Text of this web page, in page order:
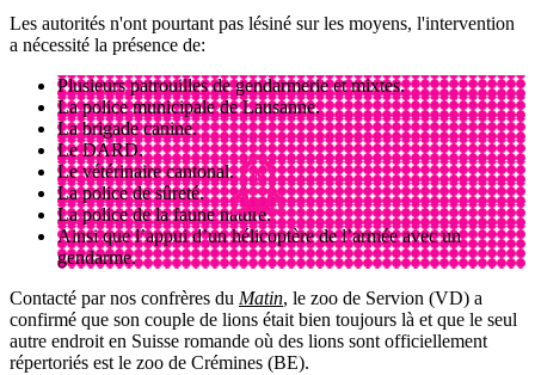
Les autorités n'ont pourtant pas lésiné sur les moyens, l'intervention
a nécessité la présence de:
Plusieurs patrouilles de gendarmerie et mixtes.
La police municipale de Lausanne.
La brigade canine.
Le DARD.
Le vétérinaire cantonal.
La police de sûreté.
La police de la faune nature.
Ainsi que l’appui d’un hélicoptère de l’armée avec un
gendarme.
Contacté par nos confrères du Matin, le zoo de Servion (VD) a
confirmé que son couple de lions était bien toujours là et que le seul
autre endroit en Suisse romande où des lions sont officiellement
répertoriés est le zoo de Crémines (BE).